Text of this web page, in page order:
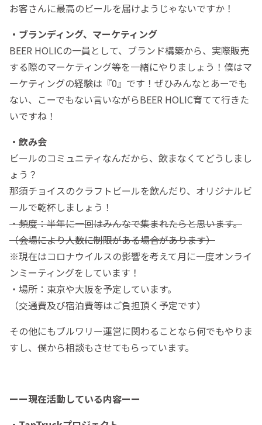
お客さんに最高のビールを届けようじゃないですか！
・ブランディング、マーケティング
BEER HOLICの一員として、ブランド構築から、実際販売
する際のマーケティング等を一緒にやりましょう！僕はマ
ーケティングの経験は『0』です！ぜひみんなとあーでも
ない、こーでもない言いながらBEER HOLIC育てて行きた
いですね！
・飲み会
ビールのコミュニティなんだから、飲まなくてどうしまし
ょう？
那須チョイスのクラフトビールを飲んだり、オリジナルビ
ールで乾杯しましょう！
・頻度：半年に一回はみんなで集まれたらと思います。
（会場により人数に制限がある場合があります）
※現在はコロナウイルスの影響を考えて月に一度オンライ
ンミーティングをしています！
・場所：東京や大阪を予定しています。
（交通費及び宿泊費等はご負担頂く予定です）
その他にもブルワリー運営に関わることなら何でもやりま
すし、僕から相談もさせてもらっています。
ーー現在活動している内容ーー